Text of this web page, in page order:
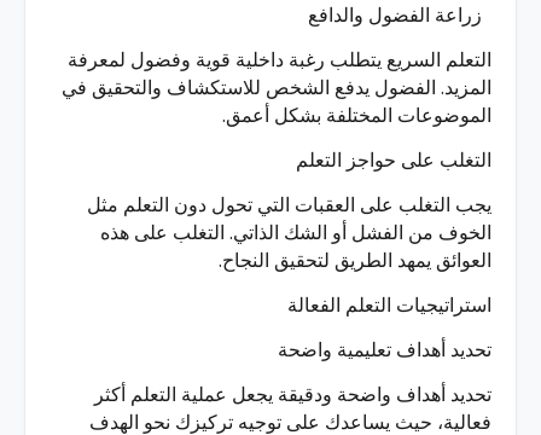
زراعة الفضول والدافع
التعلم السريع يتطلب رغبة داخلية قوية وفضول لمعرفة
المزيد. الفضول يدفع الشخص للاستكشاف والتحقيق في
الموضوعات المختلفة بشكل أعمق.
التغلب على حواجز التعلم
يجب التغلب على العقبات التي تحول دون التعلم مثل
الخوف من الفشل أو الشك الذاتي. التغلب على هذه
العوائق يمهد الطريق لتحقيق النجاح.
استراتيجيات التعلم الفعالة
تحديد أهداف تعليمية واضحة
تحديد أهداف واضحة ودقيقة يجعل عملية التعلم أكثر
فعالية، حيث يساعدك على توجيه تركيزك نحو الهدف